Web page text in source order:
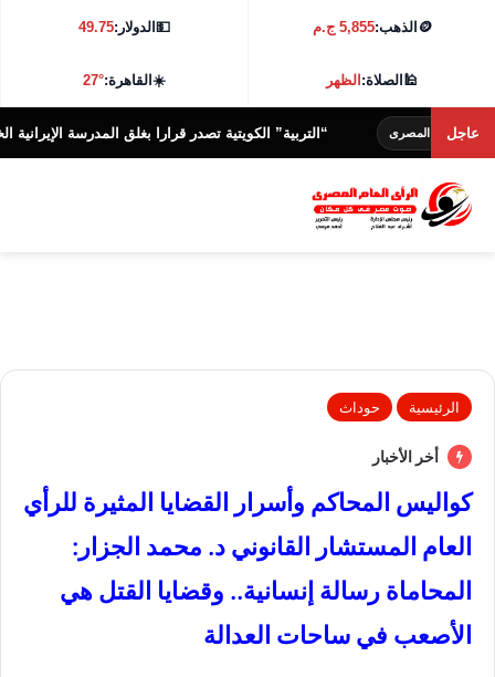
🪙 الذهب:5,855 ج.م 💵الدولار:49.75
🕌الصلاة:الظهر ☀️القاهرة:27°
عاجل “التربية” الكويتية تصدر قرارا بغلق المدرسة الإيرانية الخاصة وإلغاء
الرئيسية حوداث
أخر الأخبار
كواليس المحاكم وأسرار القضايا المثيرة للرأي
العام المستشار القانوني د. محمد الجزار:
المحاماة رسالة إنسانية.. وقضايا القتل هي
الأصعب في ساحات العدالة